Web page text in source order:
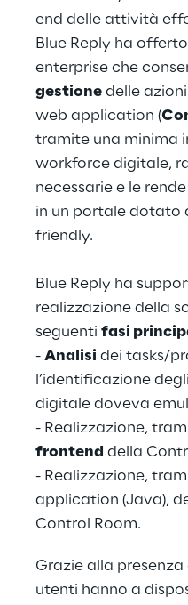
end delle attività
Blue Reply ha
enterprise che
gestione delle
web application (
tramite una minima
workforce digitale,
necessarie e le
in un portale dotato
friendly.
Blue Reply ha
realizzazione della
seguenti fasi
- Analisi dei tasks/
l’identificazione
digitale doveva
- Realizzazione,
frontend della
- Realizzazione,
application (Java),
Control Room.
Grazie alla
utenti hanno a